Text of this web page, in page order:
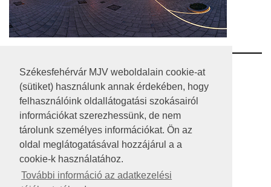
Székesfehérvár MJV weboldalain cookie-at
(sütiket) használunk annak érdekében, hogy
felhasználóink oldallátogatási szokásairól
információkat szerezhessünk, de nem
tárolunk személyes információkat. Ön az
oldal meglátogatásával hozzájárul a a
cookie-k használatához.
További információ az adatkezelési
RSS
A HONLAP 2017.03.31-I ÁLLAPOTA
JOGI NYILATKOZAT
IMPRESSZUM